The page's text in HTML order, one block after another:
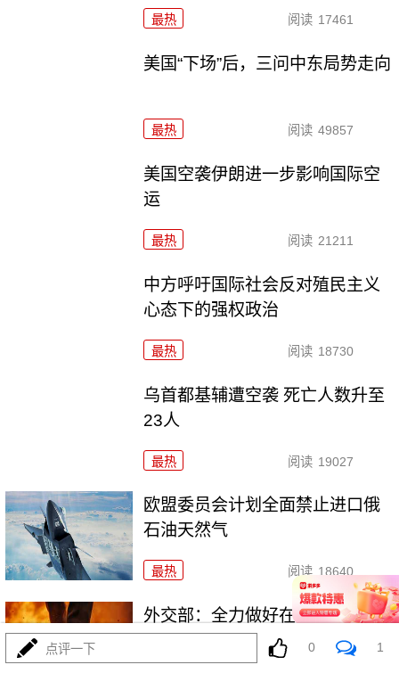
最热 阅读 17461
美国“下场”后，三问中东局势走向
最热 阅读 49857
美国空袭伊朗进一步影响国际空
运
最热 阅读 21211
中方呼吁国际社会反对殖民主义
心态下的强权政治
最热 阅读 18730
乌首都基辅遭空袭 死亡人数升至
23人
最热 阅读 19027
欧盟委员会计划全面禁止进口俄
石油天然气
最热 阅读 18640
外交部：全力做好在伊、以中国
公民安全保护工作
点评一下 0 1